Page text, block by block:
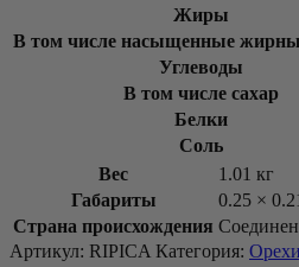
Жиры
В том числе насыщенные
Углеводы
В том числе сахар
Белки
Соль
Вес
1.01 кг
Габариты
0.25 ×
Страна происхождения
Артикул: RIPICA Категория: Орехи